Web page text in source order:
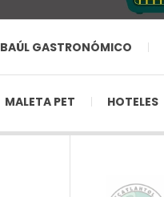
BAÚL GASTRONÓMICO
MALETA PET HOTELES